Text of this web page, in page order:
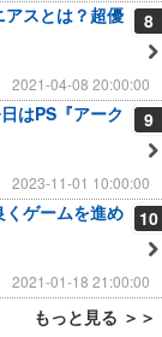
8
アスとは？超優
2021-04-08 20:00:00
9
はPS『アーク
2023-11-01 10:00:00
10
くゲームを進め
2021-01-18 21:00:00
もっと見る ＞＞